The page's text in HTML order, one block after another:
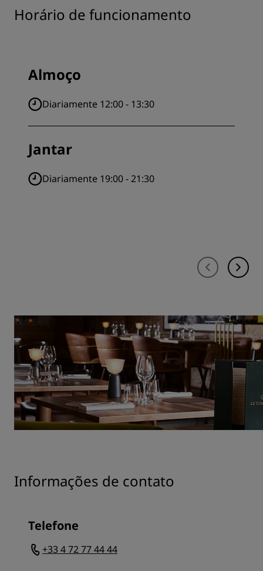
Horário de funcionamento
Almoço
Diariamente 12:00 - 13:30
Jantar
Diariamente 19:00 - 21:30
Informações de contato
Telefone
+33 4 72 77 44 44